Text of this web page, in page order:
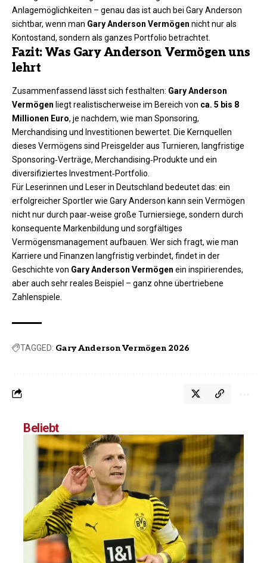
Anlagemöglichkeiten – genau das ist auch bei Gary Anderson
sichtbar, wenn man Gary Anderson Vermögen nicht nur als
Kontostand, sondern als ganzes Portfolio betrachtet.
Fazit: Was Gary Anderson Vermögen uns
lehrt
Zusammenfassend lässt sich festhalten: Gary Anderson
Vermögen liegt realistischerweise im Bereich von ca. 5 bis 8
Millionen Euro, je nachdem, wie man Sponsoring,
Merchandising und Investitionen bewertet. Die Kernquellen
dieses Vermögens sind Preisgelder aus Turnieren, langfristige
Sponsoring‑Verträge, Merchandising‑Produkte und ein
diversifiziertes Investment‑Portfolio.
Für Leserinnen und Leser in Deutschland bedeutet das: ein
erfolgreicher Sportler wie Gary Anderson kann sein Vermögen
nicht nur durch paar‑weise große Turniersiege, sondern durch
konsequente Markenbildung und sorgfältiges
Vermögensmanagement aufbauen. Wer sich fragt, wie man
Karriere und Finanzen langfristig verbindet, findet in der
Geschichte von Gary Anderson Vermögen ein inspirierendes,
aber auch sehr reales Beispiel – ganz ohne übertriebene
Zahlenspiele.
TAGGED: Gary Anderson Vermögen 2026
Beliebt